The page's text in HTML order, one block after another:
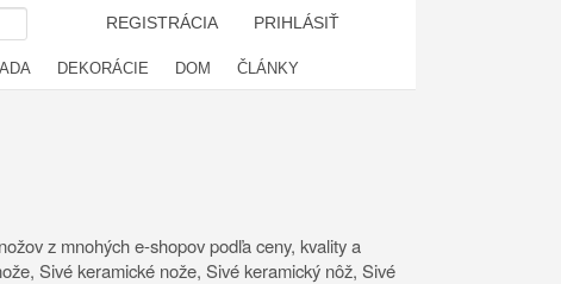
REGISTRÁCIA PRIHLÁSIŤ
DEKORÁCIE DOM ČLÁNKY
z mnohých e-shopov podľa ceny, kvality a
Sivé keramické nože, Sivé keramický nôž, Sivé